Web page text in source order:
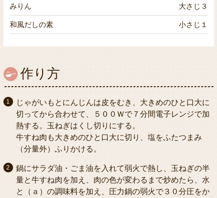
みりん 大さじ３
和風だしの素 小さじ１
作り方
じゃがいもとにんじんは皮をむき、大きめのひと口大に
切ってから合わせて、５００Ｗで７分間電子レンジで加
熱する。玉ねぎはくし切りにする。
牛すね肉も大きめのひと口大に切り、塩をふたつまみ
（分量外）ふりかける。
鍋にサラダ油・ごま油を入れて弱火で熱し、玉ねぎの半
量と牛すね肉を加え、肉の色が変わるまで炒めたら、水
と（ａ）の調味料を加え、圧力鍋の弱火で３０分圧をか